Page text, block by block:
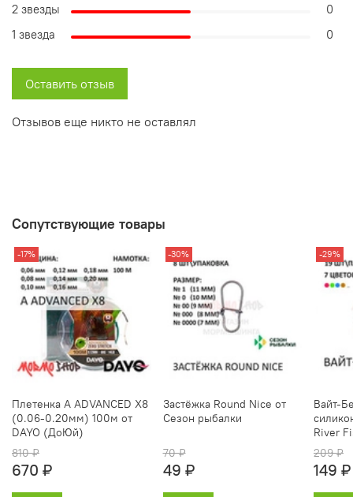
Отзывов еще никто не оставлял
2 звезды
0
1 звезда
0
Оставить отзыв
Сопутствующие товары
-17%
Плетенка A ADVANCED X8
(0.06-0.20мм) 100м от
DAYO (ДоЮй)
810 ₽
670 ₽
-30%
Застёжка Round Nice от
Сезон рыбалки
70 ₽
49 ₽
-29%
Вайт-
River
209 ₽
149 ₽